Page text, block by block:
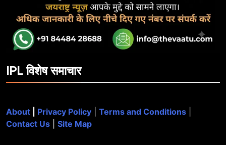
IPL विशेष समाचार
About Privacy Policy Terms and Conditions
Contact Us
Site Map